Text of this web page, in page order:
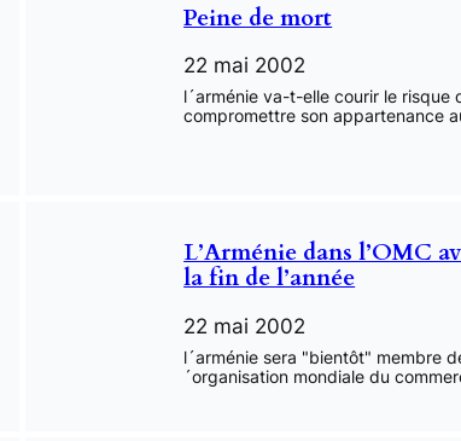
Peine de mort
22 mai 2002
l´arménie va-t-elle courir le risque
compromettre son appartenance
L’Arménie dans l’OMC
la fin de l’année
22 mai 2002
l´arménie sera "bientôt" membre
´organisation mondiale du